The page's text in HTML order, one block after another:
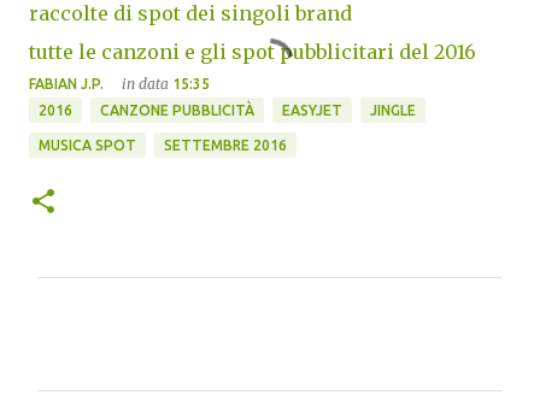
raccolte di spot dei singoli brand
tutte le canzoni e gli spot pubblicitari del 2016
FABIAN J.P. in data 15:35
2016
CANZONE PUBBLICITÀ EASYJET JINGLE
MUSICA SPOT SETTEMBRE 2016